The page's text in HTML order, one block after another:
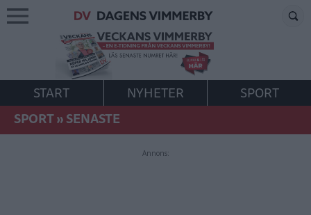
START NYHETER
SPORT
SPORT»SENASTE
Annons: